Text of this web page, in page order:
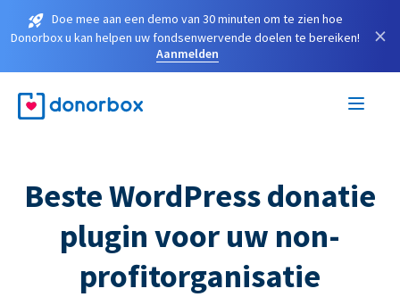
Doe mee aan een demo van 30 minuten om te zien hoe
Donorbox u kan helpen uw fondsenwervende doelen te bereiken!
Aanmelden
×
Beste WordPress donatie
plugin voor uw non-
profitorganisatie